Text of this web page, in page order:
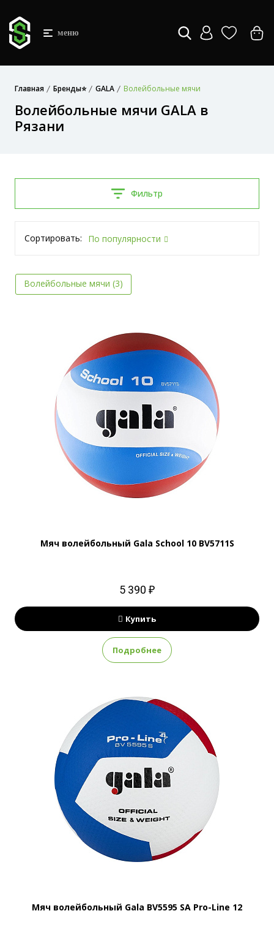
меню
Главная Бренды⭐ GALA Волейбольные мячи
Волейбольные мячи GALA в
Рязани
Фильтр
Сортировать: По популярности
Волейбольные мячи (3)
Мяч волейбольный Gala School 10 BV5711S
5 390 ₽
Купить
Подробнее
Мяч волейбольный Gala BV5595 SA Pro-Line 12